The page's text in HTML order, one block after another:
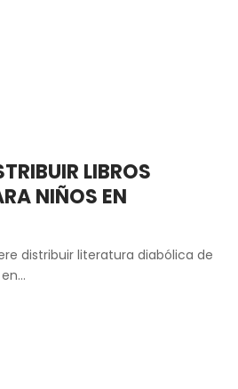
LIBROS
NIÑOS EN
distribuir literatura diabólica de